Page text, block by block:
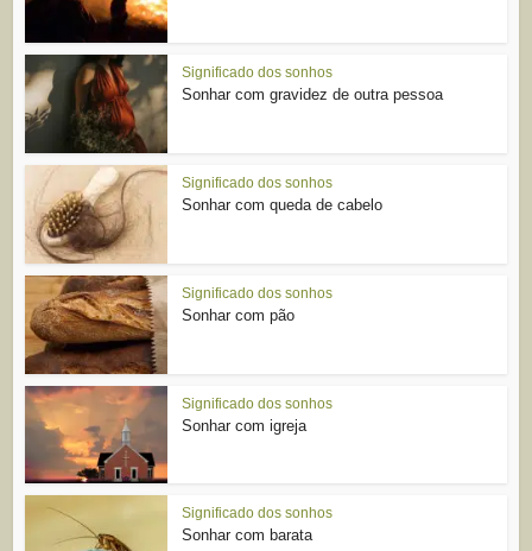
Significado dos sonhos
Sonhar com gravidez de outra pessoa
Significado dos sonhos
Sonhar com queda de cabelo
Significado dos sonhos
Sonhar com pão
Significado dos sonhos
Sonhar com igreja
Significado dos sonhos
Sonhar com barata